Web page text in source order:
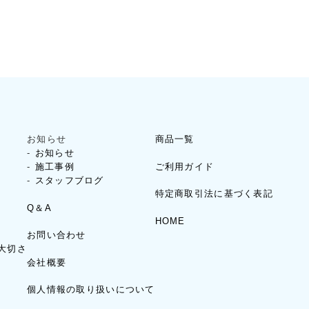
切さ
お知らせ
お知らせ
施工事例
スタッフブログ
Q＆A
お問い合わせ
会社概要
個人情報の取り扱いについて
商品一覧
ご利用ガイド
特定商取引法に基づく表記
HOME